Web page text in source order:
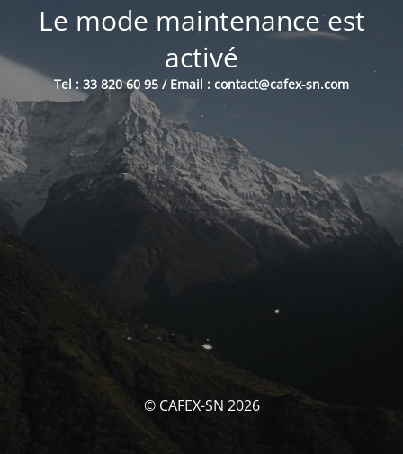
Le mode maintenance est
activé
Tel : 33 820 60 95 / Email : contact@cafex-sn.com
© CAFEX-SN 2026